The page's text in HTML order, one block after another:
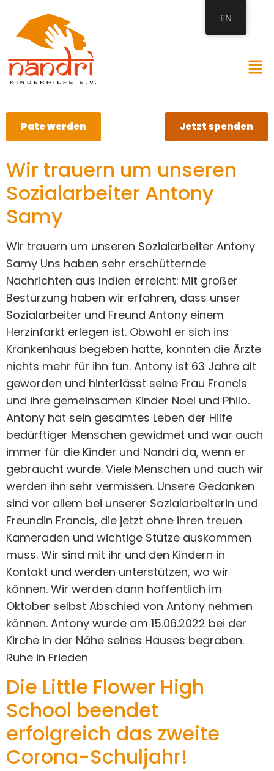
Pate werden Jetzt spenden
Wir trauern um unseren
Sozialarbeiter Antony
Samy
Wir trauern um unseren Sozialarbeiter Antony
Samy Uns haben sehr erschütternde
Nachrichten aus Indien erreicht: Mit großer
Bestürzung haben wir erfahren, dass unser
Sozialarbeiter und Freund Antony einem
Herzinfarkt erlegen ist. Obwohl er sich ins
Krankenhaus begeben hatte, konnten die Ärzte
nichts mehr für ihn tun. Antony ist 63 Jahre alt
geworden und hinterlässt seine Frau Francis
und ihre gemeinsamen Kinder Noel und Philo.
Antony hat sein gesamtes Leben der Hilfe
bedürftiger Menschen gewidmet und war auch
immer für die Kinder und Nandri da, wenn er
gebraucht wurde. Viele Menschen und auch wir
werden ihn sehr vermissen. Unsere Gedanken
sind vor allem bei unserer Sozialarbeiterin und
Freundin Francis, die jetzt ohne ihren treuen
Kameraden und wichtige Stütze auskommen
muss. Wir sind mit ihr und den Kindern in
Kontakt und werden unterstützen, wo wir
können. Wir werden dann hoffentlich im
Oktober selbst Abschied von Antony nehmen
können. Antony wurde am 15.06.2022 bei der
Kirche in der Nähe seines Hauses begraben.
Ruhe in Frieden
Die Little Flower High
School beendet
erfolgreich das zweite
Corona-Schuljahr!
EN